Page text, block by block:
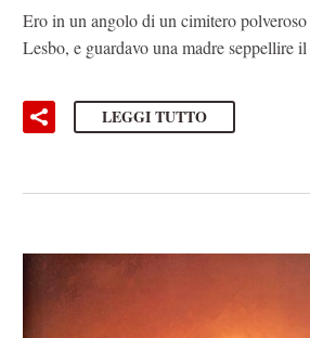
Ero in un angolo di un cimitero polveroso
Lesbo, e guardavo una madre
LEGGI TUTTO